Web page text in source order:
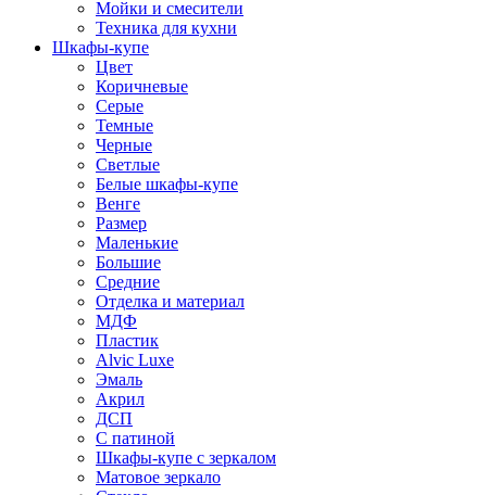
Мойки и смесители
Техника для кухни
Шкафы-купе
Цвет
Коричневые
Серые
Темные
Черные
Светлые
Белые шкафы-купе
Венге
Размер
Маленькие
Большие
Средние
Отделка и материал
МДФ
Пластик
Alvic Luxe
Эмаль
Акрил
ДСП
С патиной
Шкафы-купе с зеркалом
Матовое зеркало